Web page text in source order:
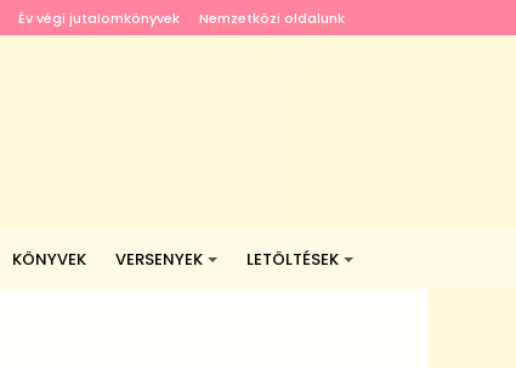
Év végi jutalomkönyvek Nemzetközi oldalunk
KÖNYVEK VERSENYEK LETÖLTÉSEK